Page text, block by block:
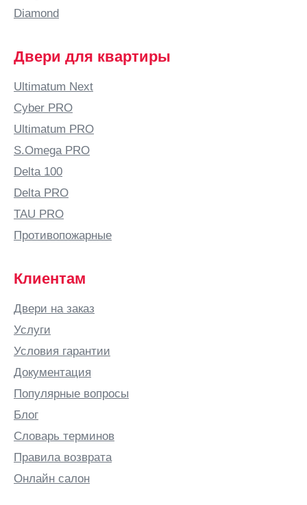
Diamond
Двери для квартиры
Ultimatum Next
Cyber PRO
Ultimatum PRO
S.Omega PRO
Delta 100
Delta PRO
TAU PRO
Противопожарные
Клиентам
Двери на заказ
Услуги
Условия гарантии
Документация
Популярные вопросы
Блог
Словарь терминов
Правила возврата
Онлайн салон